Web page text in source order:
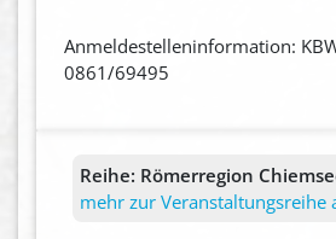
Anmeldestelleninformation:
0861/69495
Reihe: Römerregion
mehr zur Veranstaltungsreihe